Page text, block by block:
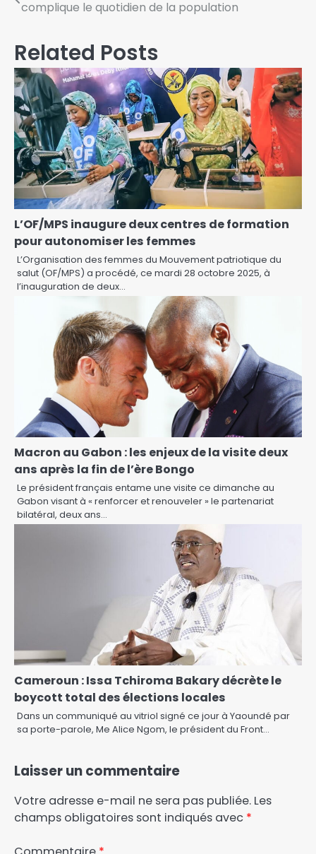
complique le quotidien de la population
Related Posts
L’OF/MPS inaugure deux centres de formation
pour autonomiser les femmes
L’Organisation des femmes du Mouvement patriotique du
salut (OF/MPS) a procédé, ce mardi 28 octobre 2025, à
l’inauguration de deux…
Macron au Gabon : les enjeux de la visite deux
ans après la fin de l’ère Bongo
Le président français entame une visite ce dimanche au
Gabon visant à « renforcer et renouveler » le partenariat
bilatéral, deux ans…
Cameroun : Issa Tchiroma Bakary décrète le
boycott total des élections locales
Dans un communiqué au vitriol signé ce jour à Yaoundé par
sa porte-parole, Me Alice Ngom, le président du Front…
Laisser un commentaire
Votre adresse e-mail ne sera pas publiée. Les
champs obligatoires sont indiqués avec *